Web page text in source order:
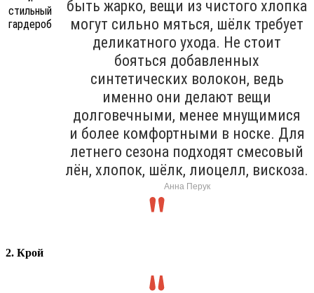
быть жарко, вещи из чистого хлопка
могут сильно мяться, шёлк требует
деликатного ухода. Не стоит
бояться добавленных
синтетических волокон, ведь
именно они делают вещи
долговечными, менее мнущимися
и более комфортными в носке. Для
летнего сезона подходят смесовый
лён, хлопок, шёлк, лиоцелл, вискоза.
Анна Перук
2. Крой